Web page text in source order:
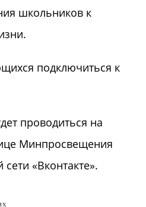
школьников к
подключиться к
проводиться на
Минпросвещения
«Вконтакте».